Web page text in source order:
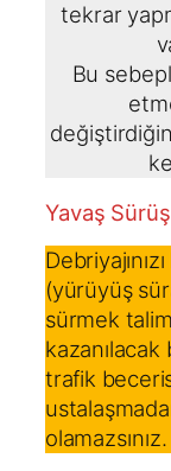
tekrar
Bu
Yavaş Sürüş
(yürüyüş
sürmek
kazanılacak
trafik
olamazsınız.